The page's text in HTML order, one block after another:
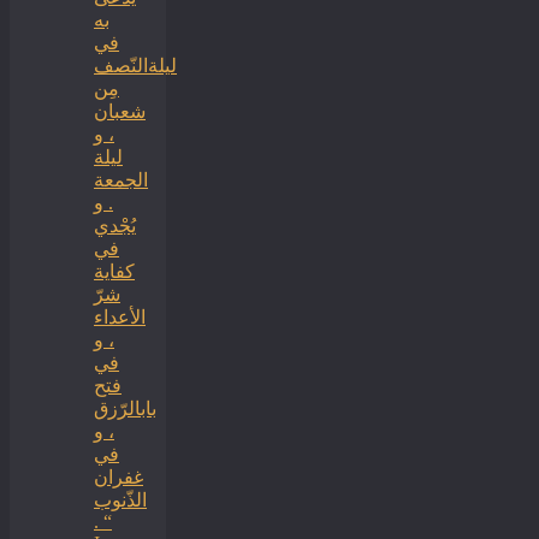
به
في
ليلةالنّصف
مِن
شعبان
، و
ليلة
الجمعة
. و
يُجْدي
في
كفاية
شرّ
الأعداء
، و
في
فتح
بابالرّزق
، و
في
غفران
الذّنوب
. “